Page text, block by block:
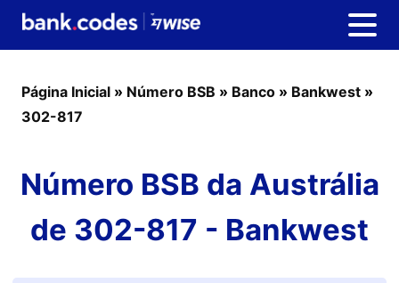
Página Inicial » Número BSB » Banco » Bankwest »
302-817
Número BSB da Austrália
de 302-817 - Bankwest